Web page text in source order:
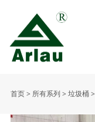
首页> 所有系列 > 垃圾桶>